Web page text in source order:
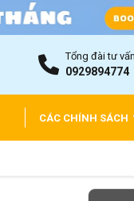
Tổng đài tư vấn
0929894774
CÁC CHÍNH SÁCH